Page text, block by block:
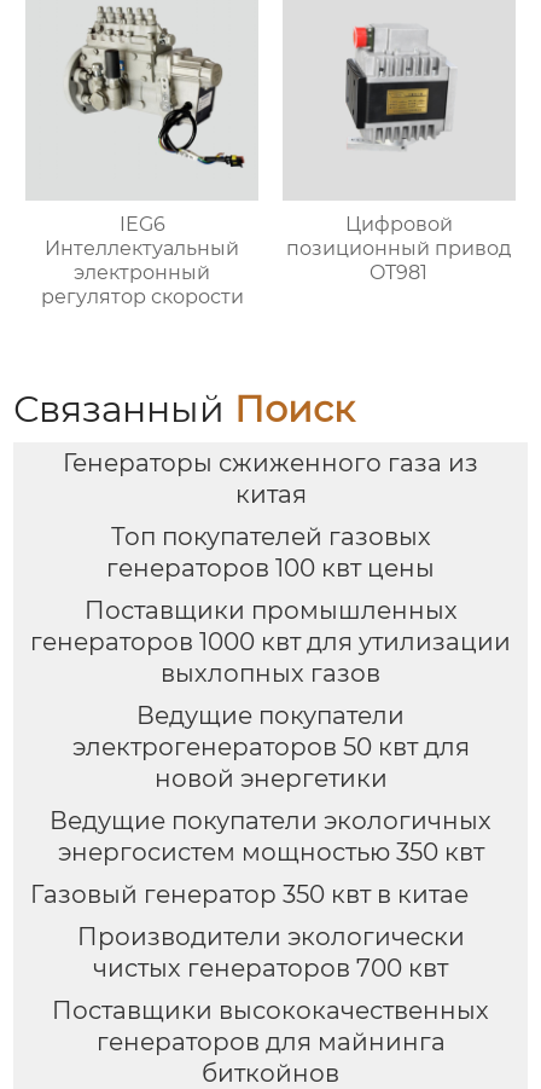
IEG6
Интеллектуальный
электронный
регулятор скорости
Цифровой
позиционный привод
OT981
Связанный Поиск
Генераторы сжиженного газа из
китая
Топ покупателей газовых
генераторов 100 квт цены
Поставщики промышленных
генераторов 1000 квт для утилизации
выхлопных газов
Ведущие покупатели
электрогенераторов 50 квт для
новой энергетики
Ведущие покупатели экологичных
энергосистем мощностью 350 квт
Газовый генератор 350 квт в китае
Производители экологически
чистых генераторов 700 квт
Поставщики высококачественных
генераторов для майнинга
биткойнов